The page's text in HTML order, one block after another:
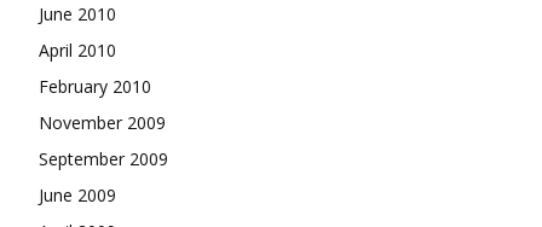
June 2010
April 2010
February 2010
November 2009
September 2009
June 2009